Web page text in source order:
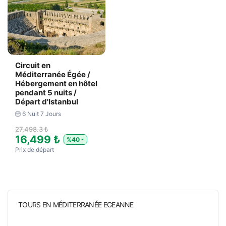
Circuit en
Méditerranée Égée /
Hébergement en hôtel
pendant 5 nuits /
Départ d'Istanbul
6 Nuit 7 Jours
27,498.3 ₺
16,499 ₺
%40
Prix ​​de départ
TOURS EN MÉDITERRANÉE EGEANNE